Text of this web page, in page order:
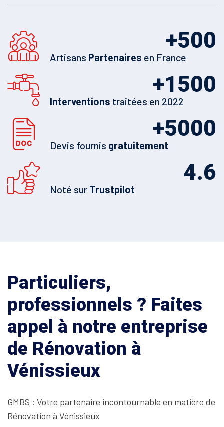
500
+
Artisans Partenaires en France
1500
+
Interventions traitées en 2022
5000
+
Devis fournis gratuitement
4.6
Noté sur Trustpilot
Particuliers,
professionnels ? Faites
appel à notre entreprise
de Rénovation à
Vénissieux
GMBS : Votre partenaire incontournable en matière de
Rénovation à Vénissieux